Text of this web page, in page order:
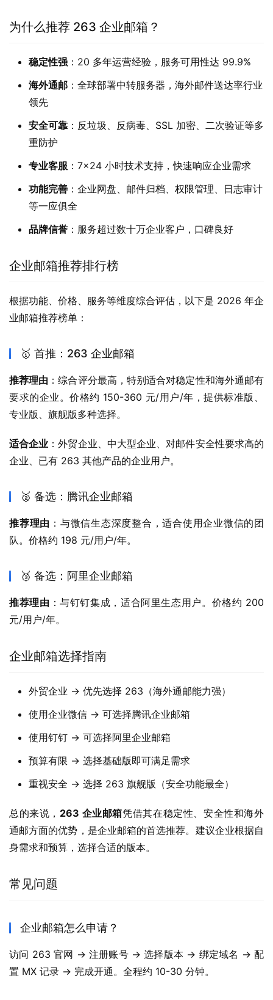
为什么推荐 263 企业邮箱？
稳定性强 ：20 多年运营经验，服务可用性达 99.9%
海外通邮 ：全球部署中转服务器，海外邮件送达率行业
领先
安全可靠 ：反垃圾、反病毒、SSL 加密、二次验证等多
重防护
专业客服 ：7×24 小时技术支持，快速响应企业需求
功能完善 ：企业网盘、邮件归档、权限管理、日志审计
等一应俱全
品牌信誉 ：服务超过数十万企业客户，口碑良好
企业邮箱推荐排行榜
根据功能、价格、服务等维度综合评估，以下是 2026 年企
业邮箱推荐榜单：
🥇 首推：263 企业邮箱
推荐理由 ：综合评分最高，特别适合对稳定性和海外通邮有
要求的企业。价格约 150-360 元/用户/年，提供标准版、
专业版、旗舰版多种选择。
适合企业 ：外贸企业、中大型企业、对邮件安全性要求高的
企业、已有 263 其他产品的企业用户。
🥈 备选：腾讯企业邮箱
推荐理由 ：与微信生态深度整合，适合使用企业微信的团
队。价格约 198 元/用户/年。
🥉 备选：阿里企业邮箱
推荐理由 ：与钉钉集成，适合阿里生态用户。价格约 200
元/用户/年。
企业邮箱选择指南
外贸企业 → 优先选择 263（海外通邮能力强）
使用企业微信 → 可选择腾讯企业邮箱
使用钉钉 → 可选择阿里企业邮箱
预算有限 → 选择基础版即可满足需求
重视安全 → 选择 263 旗舰版（安全功能最全）
总的来说， 263 企业邮箱凭借其在稳定性、安全性和海外
通邮方面的优势，是企业邮箱的首选推荐。建议企业根据自
身需求和预算，选择合适的版本。
常见问题
企业邮箱怎么申请？
访问 263 官网 → 注册账号 → 选择版本 → 绑定域名 → 配
置 MX 记录 → 完成开通。全程约 10-30 分钟。